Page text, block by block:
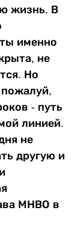
жизнь. В
именно
не
Но
- путь
линией.
не
другую и
МНВО в